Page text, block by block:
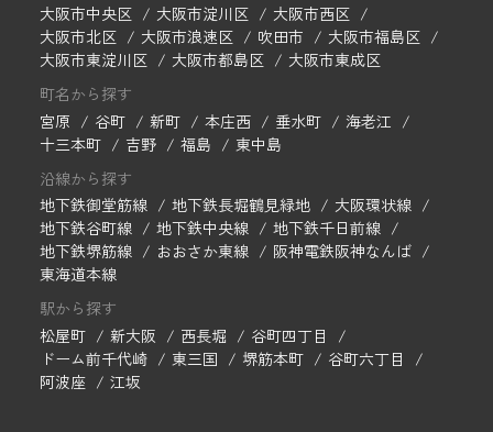
大阪市中央区
大阪市淀川区
大阪市西区
大阪市北区
大阪市浪速区 吹田市
大阪市福島区
大阪市東淀川区
大阪市都島区
大阪市東成区
町名から探す
宮原
谷町 新町 本庄西 垂水町
海老江
十三本町
吉野 福島
東中島
沿線から探す
地下鉄御堂筋線
地下鉄長堀鶴見緑地
大阪環状線
地下鉄谷町線
地下鉄中央線
地下鉄千日前線
地下鉄堺筋線
おおさか東線
阪神電鉄阪神なんば
東海道本線
駅から探す
松屋町
新大阪 西長堀
谷町四丁目
ドーム前千代崎
東三国 堺筋本町
谷町六丁目
阿波座
江坂